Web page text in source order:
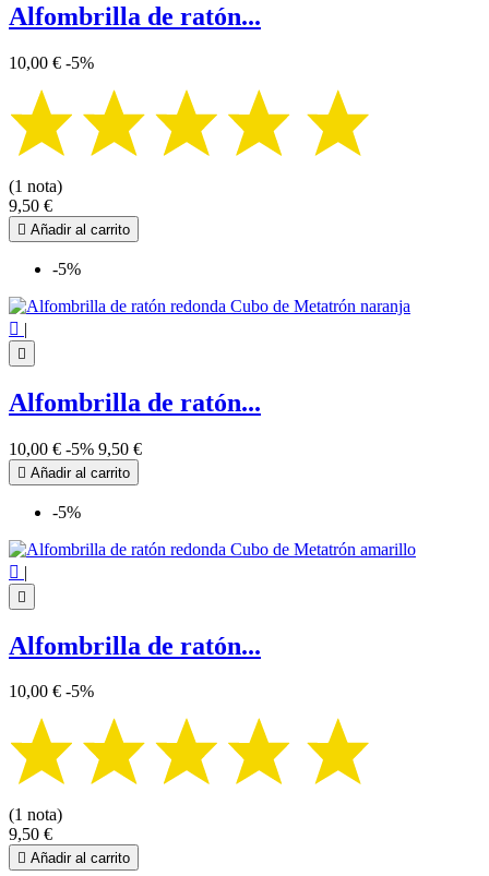
Alfombrilla de ratón...
10,00 € -5%
(1 nota)
9,50 €
 Añadir al carrito
-5%
 |

Alfombrilla de ratón...
10,00 € -5% 9,50 €
 Añadir al carrito
-5%
 |

Alfombrilla de ratón...
10,00 € -5%
(1 nota)
9,50 €
 Añadir al carrito